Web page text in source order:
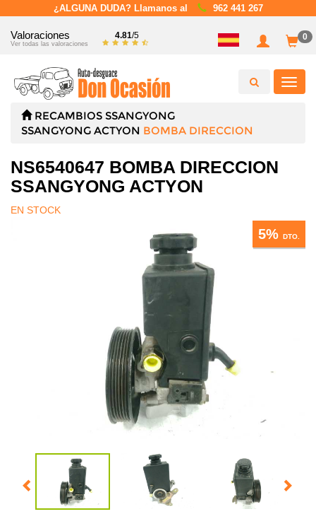
¿ALGUNA DUDA? Llamanos al 962 441 267
Valoraciones
Ver todas las valoraciones
4.81/5 0
RECAMBIOS SSANGYONG
SSANGYONG ACTYON BOMBA DIRECCION
NS6540647 BOMBA DIRECCION
SSANGYONG ACTYON
EN STOCK
5% DTO.